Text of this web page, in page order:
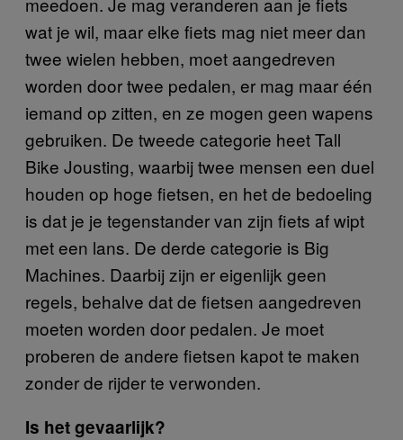
wat je wil, maar elke fiets mag niet meer dan
twee wielen hebben, moet aangedreven
worden door twee pedalen, er mag maar één
iemand op zitten, en ze mogen geen wapens
gebruiken. De tweede categorie heet Tall
Bike Jousting, waarbij twee mensen een duel
houden op hoge fietsen, en het de bedoeling
is dat je je tegenstander van zijn fiets af wipt
met een lans. De derde categorie is Big
Machines. Daarbij zijn er eigenlijk geen
regels, behalve dat de fietsen aangedreven
moeten worden door pedalen. Je moet
proberen de andere fietsen kapot te maken
zonder de rijder te verwonden.
Is het gevaarlijk?